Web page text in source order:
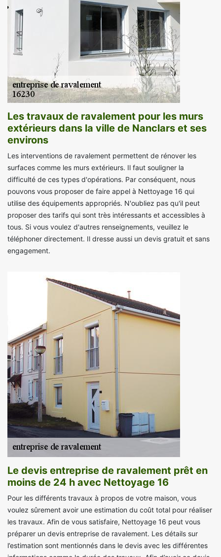
Les travaux de ravalement pour les murs
extérieurs dans la ville de Nanclars et ses
environs
Les interventions de ravalement permettent de rénover les
surfaces comme les murs extérieurs. Il faut souligner la
difficulté de ces types d'opérations. Par conséquent, nous
pouvons vous proposer de faire appel à Nettoyage 16 qui
utilise des équipements appropriés. N'oubliez pas qu'il peut
proposer des tarifs qui sont très intéressants et accessibles à
tous. Si vous voulez d'autres renseignements, veuillez le
téléphoner directement. Il dresse aussi un devis gratuit et sans
engagement.
Le devis entreprise de ravalement prêt en
moins de 24 h avec Nettoyage 16
Pour les différents travaux à propos de votre maison, vous
voulez sûrement avoir une estimation du coût total pour réaliser
les travaux. Afin de vous satisfaire, Nettoyage 16 peut vous
préparer un devis entreprise de ravalement. Les détails sur
l’estimation sont mentionnés dans le devis avec les différentes